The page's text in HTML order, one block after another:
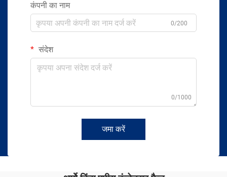
कंपनी का नाम
0/200
संदेश
0/1000
जमा करें